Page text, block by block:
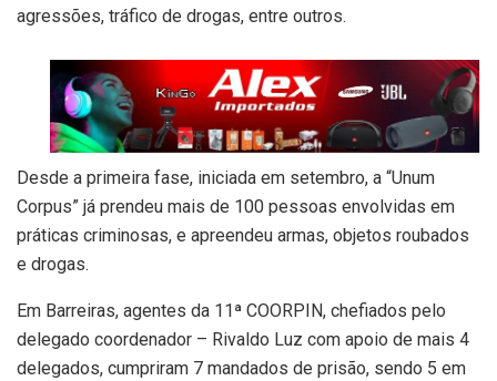
agressões, tráfico de drogas, entre outros.
Desde a primeira fase, iniciada em setembro, a “Unum
Corpus” já prendeu mais de 100 pessoas envolvidas em
práticas criminosas, e apreendeu armas, objetos roubados
e drogas.
Em Barreiras, agentes da 11ª COORPIN, chefiados pelo
delegado coordenador – Rivaldo Luz com apoio de mais 4
delegados, cumpriram 7 mandados de prisão, sendo 5 em